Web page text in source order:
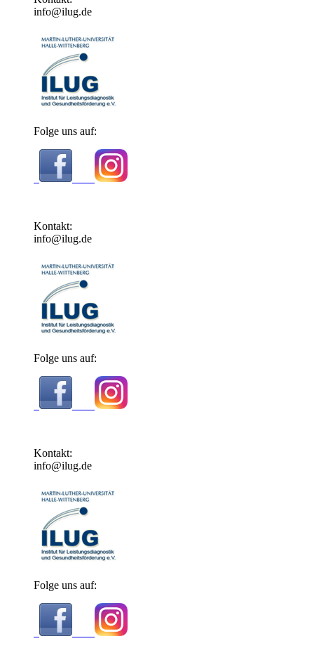
info@ilug.de
Folge uns auf:
Kontakt:
info@ilug.de
Folge uns auf:
Kontakt:
info@ilug.de
Folge uns auf: